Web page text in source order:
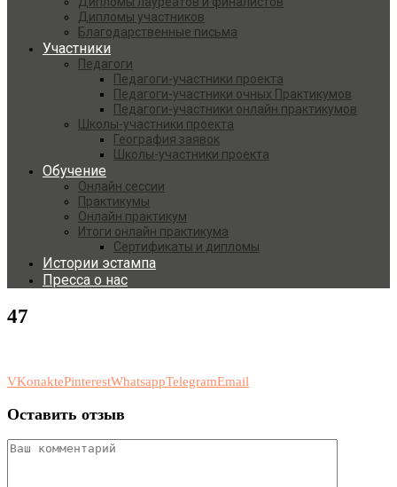
Дипломы участников
Благодарственные письма
Участники
Педагоги
Педагоги-участники проекта
Педагоги-участники очных Практикумов
Педагоги-участники онлайн практикумов
Школы-участники проекта
География заявок
Школы-участники проекта
Обучение
Онлайн сессии
Практикумы
Онлайн практикум
Итоги онлайн практикума
Сертификаты и дипломы
Истории эстампа
Пресса о нас
47
VKonaktePinterestWhatsappTelegramEmail
Оставить отзыв